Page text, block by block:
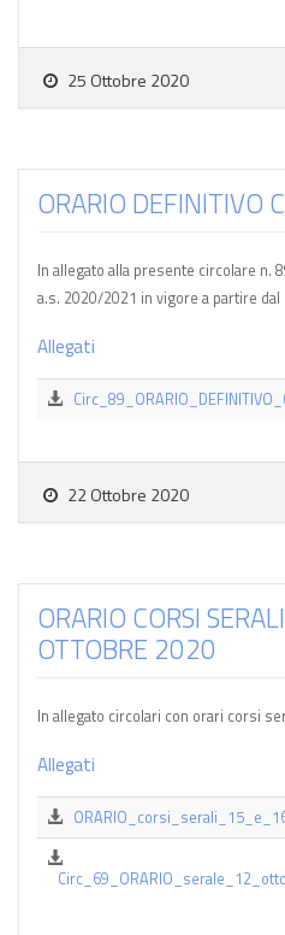
25 Ottobre 2020
ORARIO DEFINITIVO
In allegato alla presente circolare n.
a.s. 2020/2021 in vigore a partire
Allegati
22 Ottobre 2020
ORARIO CORSI
OTTOBRE 2020
In allegato circolari con orari corsi
Allegati